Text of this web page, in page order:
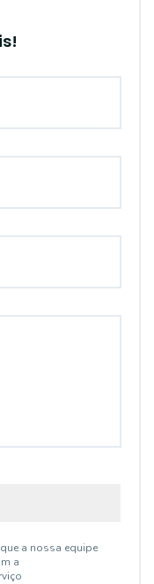
a nossa equipe
a